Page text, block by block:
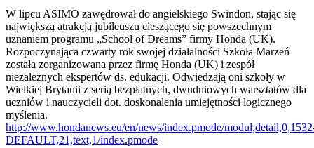
W lipcu ASIMO zawędrował do angielskiego Swindon, stając się
największą atrakcją jubileuszu cieszącego się powszechnym
uznaniem programu „School of Dreams” firmy Honda (UK).
Rozpoczynająca czwarty rok swojej działalności Szkoła Marzeń
została zorganizowana przez firmę Honda (UK) i zespół
niezależnych ekspertów ds. edukacji. Odwiedzają oni szkoły w
Wielkiej Brytanii z serią bezpłatnych, dwudniowych warsztatów dla
uczniów i nauczycieli dot. doskonalenia umiejętności logicznego
myślenia.
http://www.hondanews.eu/en/news/index.pmode/
DEFAULT,21,text,1/index.pmode